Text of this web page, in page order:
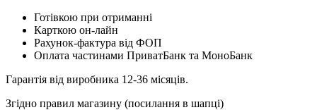
Готівкою при отриманні
Карткою он-лайн
Рахунок-фактура від ФОП
Оплата частинами ПриватБанк та МоноБанк
Гарантія від виробника 12-36 місяців.
Згідно правил магазину (посилання в шапці)